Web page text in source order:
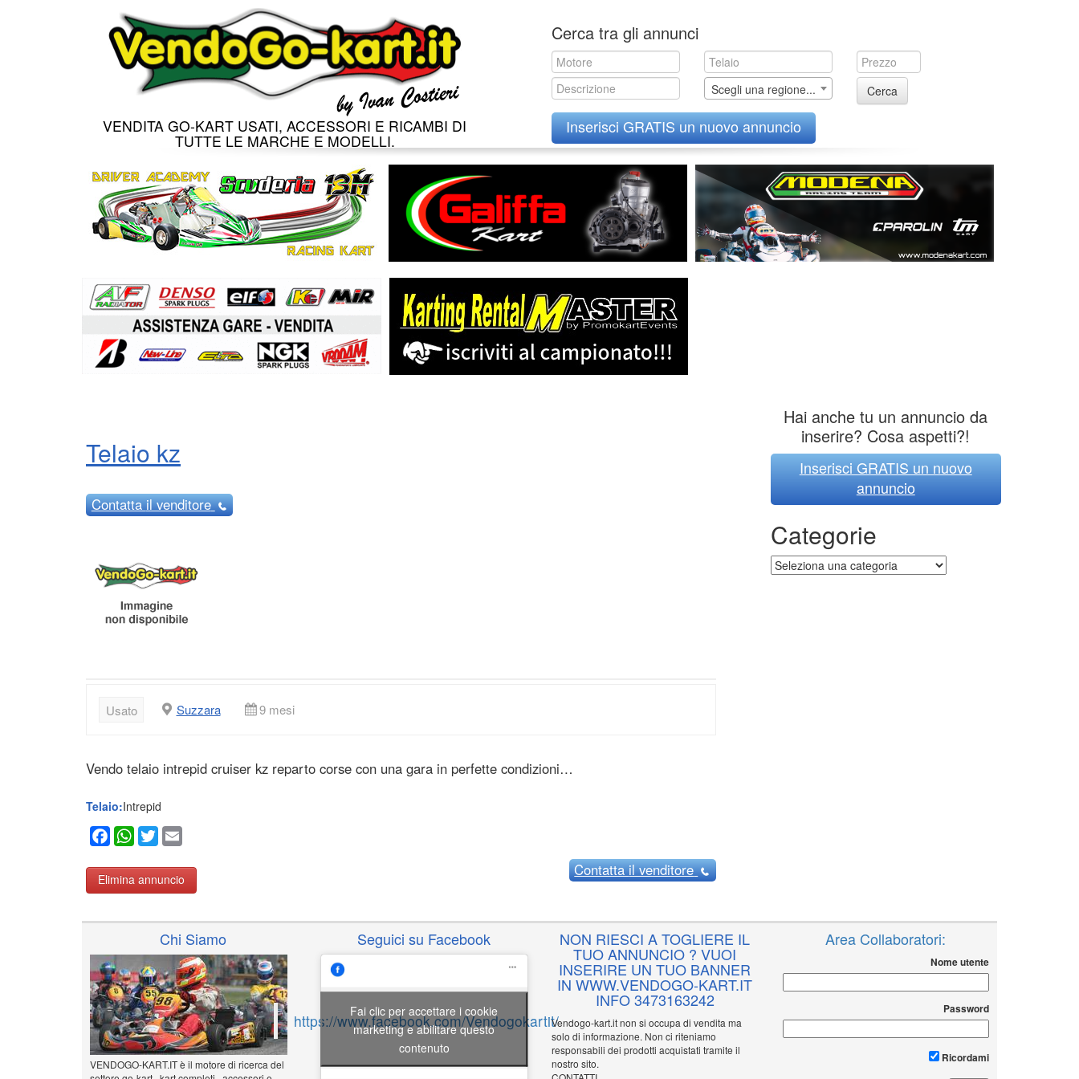
VENDITA GO-KART USATI, ACCESSORI E RICAMBI DI
TUTTE LE MARCHE E MODELLI.
to
content
Cerca tra gli annunci
Scegli una regione... Cerca
Inserisci GRATIS un nuovo annuncio
Telaio kz
Contattail venditore
Usato Suzzara 9 mesi
Vendo telaio intrepid cruiser kz reparto corse con una gara in perfette condizioni…
Telaio:Intrepid
Facebook
WhatsApp
Twitter
Elimina annuncio
Contattail venditore
Hai anche tu un annuncio da
inserire? Cosa aspetti?!
Inserisci GRATIS un nuovo
annuncio
Categorie
Categorie
Chi Siamo
VENDOGO-KART.IT è il motore di ricerca del
Seguici su Facebook
https://www.facebook.com/Vendogokartit/
Fai clic per accettare i cookie
marketing e abilitare questo
contenuto
NON RIESCI A TOGLIERE IL
TUO ANNUNCIO ? VUOI
INSERIRE UN TUO BANNER
IN WWW.VENDOGO-KART.IT
INFO 3473163242
Vendogo-kart.it non si occupa di vendita ma
solo di informazione. Non ci riteniamo
responsabili dei prodotti acquistati tramite il
nostro sito.
Area Collaboratori:
Nome utente
Password
Ricordami